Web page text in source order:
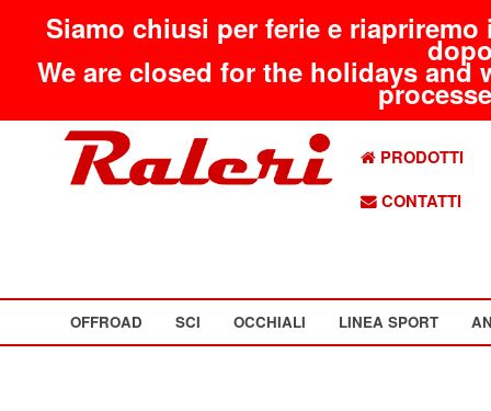
Siamo chiusi per ferie e
We are closed for the holidays
PRODOTTI
CONTATTI
OFFROAD SCI OCCHIALI LINEA SPORT